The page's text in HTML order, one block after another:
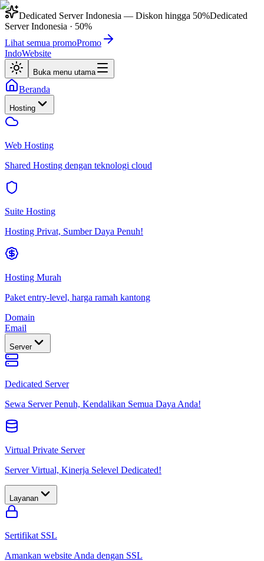
Dedicated Server Indonesia — Diskon hingga 50%Dedicated
Server Indonesia · 50%
Lihat semua promoPromo
IndoWebsite
Buka menu utama
Beranda
Hosting
Web Hosting
Shared Hosting dengan teknologi cloud
Suite Hosting
Hosting Privat, Sumber Daya Penuh!
Hosting Murah
Paket entry-level, harga ramah kantong
Domain
Email
Server
Dedicated Server
Sewa Server Penuh, Kendalikan Semua Daya Anda!
Virtual Private Server
Server Virtual, Kinerja Selevel Dedicated!
Layanan
Sertifikat SSL
Amankan website Anda dengan SSL